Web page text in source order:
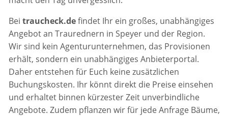
Beitraucheck.defindet Ihr ein großes, unabhängiges
Angebot an Traurednern in Speyer und der Region.
Wir sind kein Agenturunternehmen, das Provisionen
erhält, sondern ein unabhängiges Anbieterportal.
Daher entstehen für Euch keine zusätzlichen
Buchungskosten. Ihr könnt direkt die Preise einsehen
und erhaltet binnen kürzester Zeit unverbindliche
Angebote. Zudem pflanzen wir für jede Anfrage Bäume,